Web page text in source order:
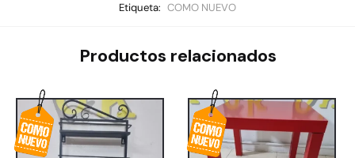
Etiqueta: COMO NUEVO
Productos relacionados